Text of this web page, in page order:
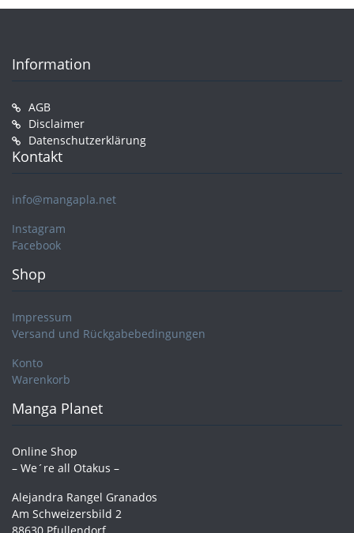
Information
AGB
Disclaimer
Datenschutzerklärung
Kontakt
info@mangapla.net
Instagram
Facebook
Shop
Impressum
Versand und Rückgabebedingungen
Konto
Warenkorb
Manga Planet
Online Shop
– We´re all Otakus –
Alejandra Rangel Granados
Am Schweizersbild 2